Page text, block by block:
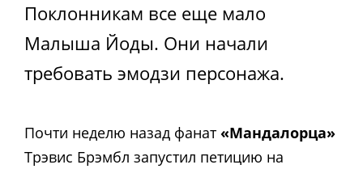
Поклонникам все еще мало
Малыша Йоды. Они начали
требовать эмодзи персонажа.
Почти неделю назад фанат «Мандалорца»
Трэвис Брэмбл запустил петицию на